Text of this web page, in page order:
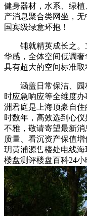
健身器材，水系、绿
产消息聚合类网坐，无
国宾级绿意环抱！
铺就精英成长之。
华感，全体空间低调
具有超大的空间标准取
涵盖日常保洁、园
时应急响应等全维度
洲君庭是上海顶豪自
时数年，高效选到心
不雅，敬请寄望最新
质量、看沉资产保值
玥黄浦源售楼处电线
楼盘测评楼盘百科24